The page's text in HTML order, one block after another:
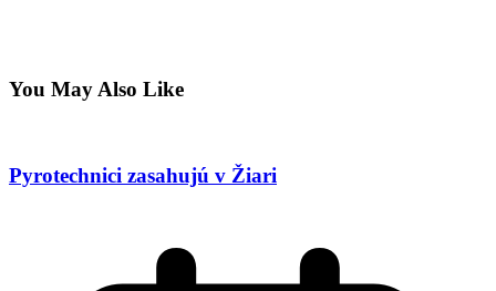
You May Also Like
Pyrotechnici zasahujú v Žiari